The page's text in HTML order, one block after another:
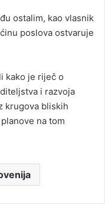
ostalim, kao vlasnik
poslova ostvaruje
kako je riječ o
i razvoja
krugova bliskih
na tom